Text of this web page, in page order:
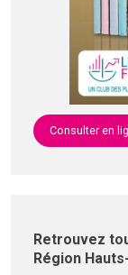
Consulter en
Retrouvez
Région